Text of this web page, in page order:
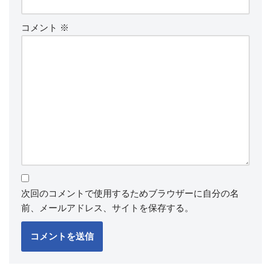
コメント ※
次回のコメントで使用するためブラウザーに自分の名
前、メールアドレス、サイトを保存する。